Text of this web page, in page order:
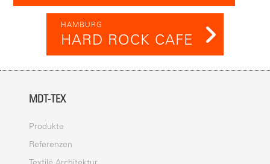
HAMBURG
HARD ROCK CAFE
MDT-TEX
Produkte
Referenzen